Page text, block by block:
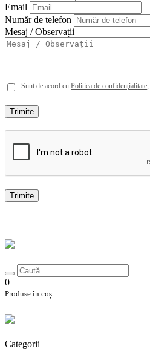
Email
Număr de telefon
Mesaj / Observații
Sunt de acord cu Politica de confidenţialitate
Trimite
Trimite
0
Produse în coș
Categorii